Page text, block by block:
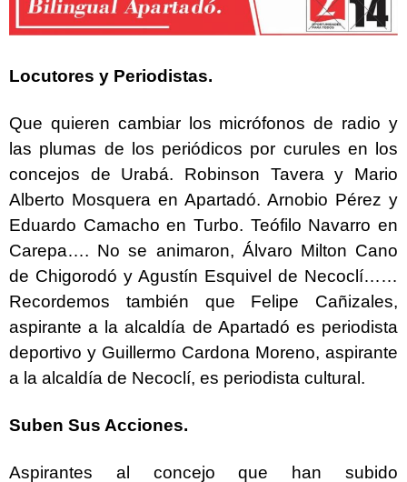
Locutores y Periodistas.
Que quieren cambiar los micrófonos de radio y
las plumas de los periódicos por curules en los
concejos de Urabá. Robinson Tavera y Mario
Alberto Mosquera en Apartadó. Arnobio Pérez y
Eduardo Camacho en Turbo. Teófilo Navarro en
Carepa…. No se animaron, Álvaro Milton Cano
de Chigorodó y Agustín Esquivel de Necoclí……
Recordemos también que Felipe Cañizales,
aspirante a la alcaldía de Apartadó es periodista
deportivo y Guillermo Cardona Moreno, aspirante
a la alcaldía de Necoclí, es periodista cultural.
Suben Sus Acciones.
Aspirantes al concejo que han subido